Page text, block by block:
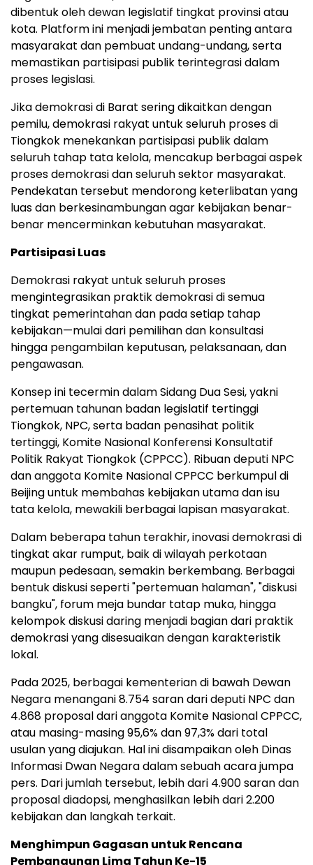
dibentuk oleh dewan legislatif tingkat provinsi atau
kota. Platform ini menjadi jembatan penting antara
masyarakat dan pembuat undang-undang, serta
memastikan partisipasi publik terintegrasi dalam
proses legislasi.
Jika demokrasi di Barat sering dikaitkan dengan
pemilu, demokrasi rakyat untuk seluruh proses di
Tiongkok menekankan partisipasi publik dalam
seluruh tahap tata kelola, mencakup berbagai aspek
proses demokrasi dan seluruh sektor masyarakat.
Pendekatan tersebut mendorong keterlibatan yang
luas dan berkesinambungan agar kebijakan benar-
benar mencerminkan kebutuhan masyarakat.
Partisipasi Luas
Demokrasi rakyat untuk seluruh proses
mengintegrasikan praktik demokrasi di semua
tingkat pemerintahan dan pada setiap tahap
kebijakan—mulai dari pemilihan dan konsultasi
hingga pengambilan keputusan, pelaksanaan, dan
pengawasan.
Konsep ini tecermin dalam Sidang Dua Sesi, yakni
pertemuan tahunan badan legislatif tertinggi
Tiongkok, NPC, serta badan penasihat politik
tertinggi, Komite Nasional Konferensi Konsultatif
Politik Rakyat Tiongkok (CPPCC). Ribuan deputi NPC
dan anggota Komite Nasional CPPCC berkumpul di
Beijing untuk membahas kebijakan utama dan isu
tata kelola, mewakili berbagai lapisan masyarakat.
Dalam beberapa tahun terakhir, inovasi demokrasi di
tingkat akar rumput, baik di wilayah perkotaan
maupun pedesaan, semakin berkembang. Berbagai
bentuk diskusi seperti "pertemuan halaman", "diskusi
bangku", forum meja bundar tatap muka, hingga
kelompok diskusi daring menjadi bagian dari praktik
demokrasi yang disesuaikan dengan karakteristik
lokal.
Pada 2025, berbagai kementerian di bawah Dewan
Negara menangani 8.754 saran dari deputi NPC dan
4.868 proposal dari anggota Komite Nasional CPPCC,
atau masing-masing 95,6% dan 97,3% dari total
usulan yang diajukan. Hal ini disampaikan oleh Dinas
Informasi Dwan Negara dalam sebuah acara jumpa
pers. Dari jumlah tersebut, lebih dari 4.900 saran dan
proposal diadopsi, menghasilkan lebih dari 2.200
kebijakan dan langkah terkait.
Menghimpun Gagasan untuk Rencana
Pembangunan Lima Tahun Ke-15